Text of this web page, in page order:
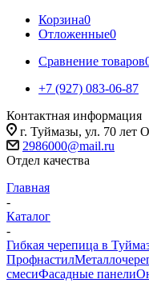
Корзина0
Отложенные0
Сравнение товаров
+7 (927) 083-06-87
Контактная информация
г. Туймазы, ул. 70 лет
2986000@mail.ru
Отдел качества
Главная
-
Каталог
-
Гибкая черепица в
Профнастил
смесиФасадные панели